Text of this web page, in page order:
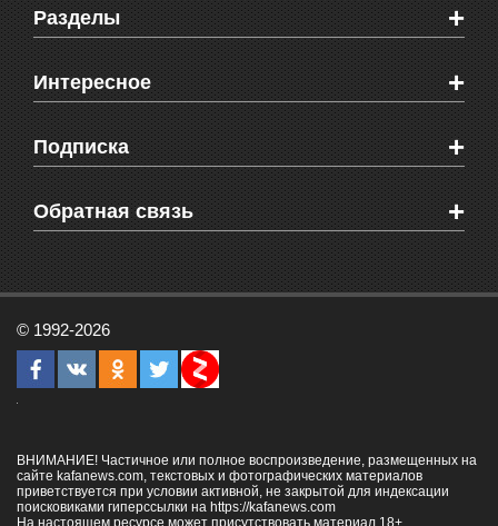
Разделы +
Новости Феодосии
Новости Крыма
Мировые новости
Объявления
Здоровье
СМС мнения читателей
Интересное +
Видео о Феодосии
Веб-камеры Феодосии
Блоги феодосийцев
Школы Феодосии
Подписка +
Печатная версия газеты "Кафа"
RSS
Обратная связь +
Рекламодателям
Контактная информация
© 1992-2026
ВНИМАНИЕ! Частичное или полное воспроизведение, размещенных на
сайте kafanews.com, текстовых и фотографических материалов
приветствуется при условии активной, не закрытой для индексации
поисковиками гиперссылки на https://kafanews.com
На настоящем ресурсе может присутствовать материал 18+